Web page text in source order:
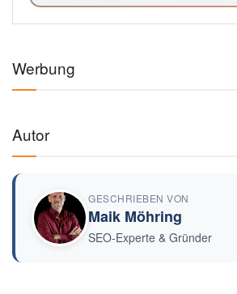
Werbung
Autor
GESCHRIEBEN VON
Maik Möhring
SEO-Experte & Gründer